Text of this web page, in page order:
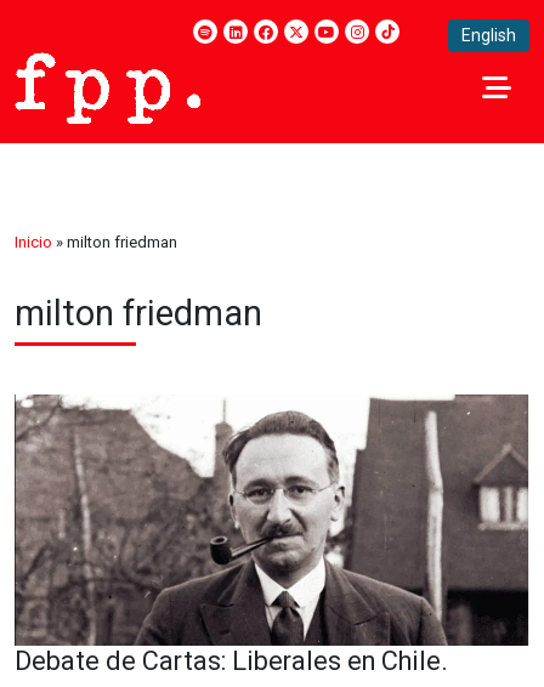
English
Inicio » milton friedman
milton friedman
Debate de Cartas: Liberales en Chile.